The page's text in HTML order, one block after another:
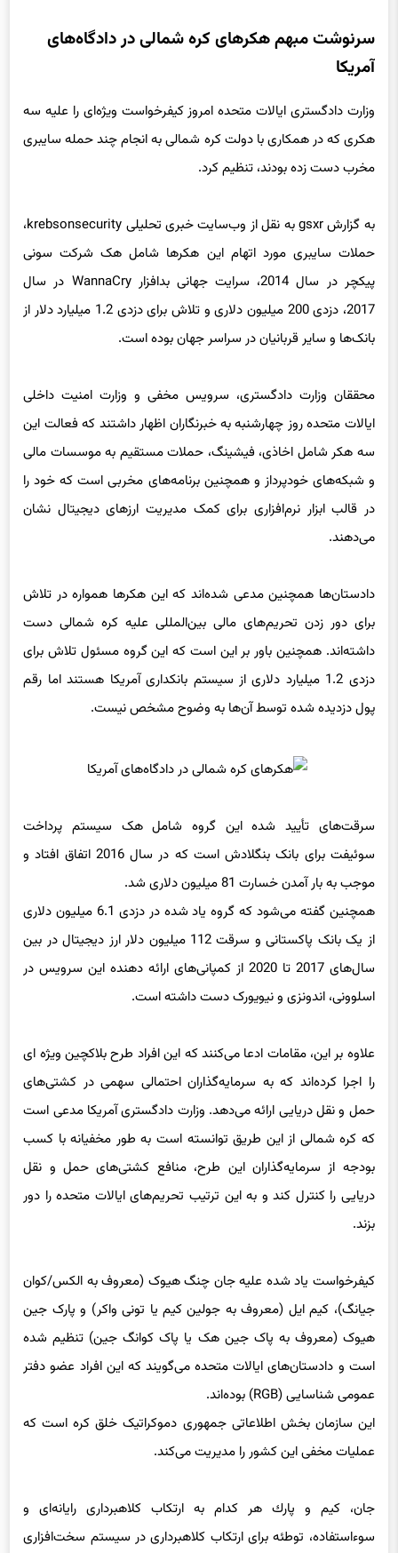
وزارت دادگستری ایالات متحده امروز کیفرخواست ویژه‌ای را علیه سه
مخرب دست زده بودند، تنظیم کرد.
پیکچر در سال 2014، سرایت جهانی بدافزار WannaCry در سال
2017، دزدی 200 میلیون دلاری و تلاش برای دزدی 1.2 میلیارد دلار از
بانک‌ها و سایر قربانیان در سراسر جهان بوده است.
محققان وزارت دادگستری، سرویس مخفی و وزارت امنیت داخلی
سه هکر شامل اخاذی، فیشینگ، حملات مستقیم به موسسات مالی
و شبکه‌های خودپرداز و همچنین برنامه‌های مخربی است که خود را
در قالب ابزار نرم‌افزاری برای کمک مدیریت ارزهای دیجیتال نشان
می‌دهند.
دادستان‌ها همچنین مدعی شده‌اند که این هکرها همواره در تلاش
داشته‌اند. همچنین باور بر این است که این گروه مسئول تلاش برای
دزدی 1.2 میلیارد دلاری از سیستم بانکداری آمریکا هستند اما رقم
پول دزدیده شده توسط آن‌ها به وضوح مشخص نیست.
سرقت‌های تأیید شده این گروه شامل هک سیستم پرداخت
موجب به بار آمدن خسارت 81 میلیون دلاری شد.
همچنین گفته می‌شود که گروه یاد شده در دزدی 6.1 میلیون دلاری
از یک بانک پاکستانی و سرقت 112 میلیون دلار ارز دیجیتال در بین
سال‌های 2017 تا 2020 از کمپانی‌های ارائه دهنده این سرویس در
اسلوونی، اندونزی و نیویورک دست داشته است.
علاوه بر این، مقامات ادعا می‌کنند که این افراد طرح بلاکچین ویژه ای
حمل و نقل دریایی ارائه می‌دهد. وزارت دادگستری آمریکا مدعی است
که کره شمالی از این طریق توانسته است به طور مخفیانه با کسب
بودجه از سرمایه‌گذاران این طرح، منافع کشتی‌های حمل و نقل
دریایی را کنترل کند و به این ترتیب تحریم‌های ایالات متحده را دور
بزند.
کیفرخواست یاد شده علیه جان چنگ هیوک (معروف به الکس/کوان
هیوک (معروف به پاک جین هک یا پاک کوانگ جین) تنظیم شده
است و دادستان‌های ایالات متحده می‌گویند که این افراد عضو دفتر
عمومی شناسایی (RGB) بوده‌اند.
این سازمان بخش اطلاعاتی جمهوری دموکراتیک خلق کره است که
عملیات مخفی این کشور را مدیریت می‌کند.
جان، كیم و پارك هر كدام به ارتكاب كلاهبرداری رایانه‌ای و
و كلاهبرداری بانكی متهم شده‌اند.
این وزارتخانه همچنین فاش کرد که یک شهروند آمریکایی کانادایی در